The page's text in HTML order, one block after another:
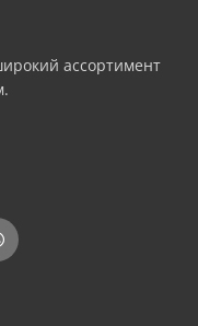
ассортимент